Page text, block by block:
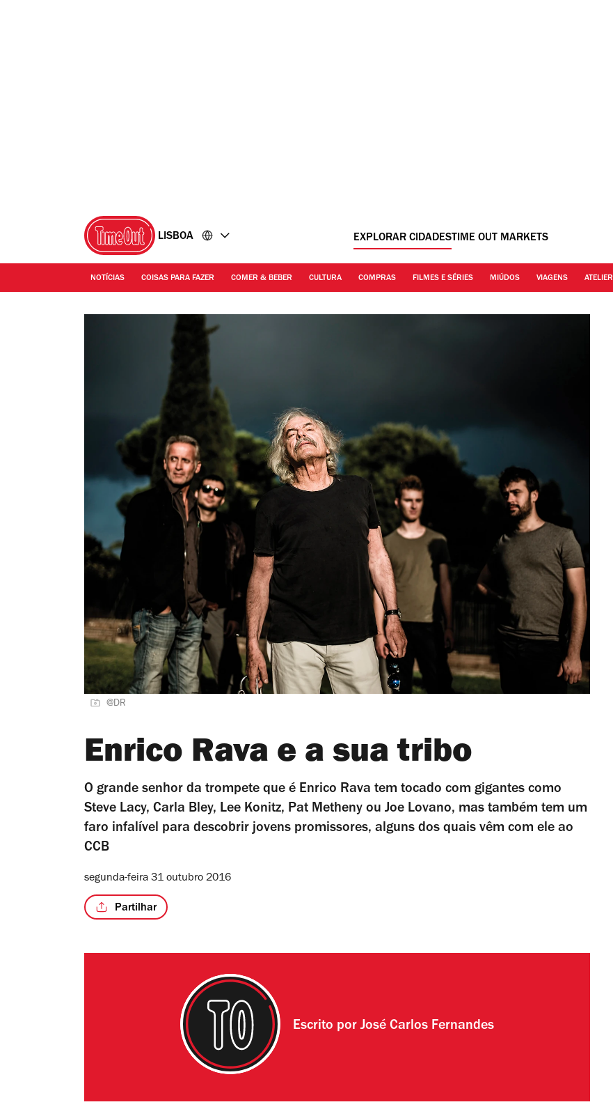
LISBOA EXPLORAR CIDADESTIME OUT MARKETS
NOTÍCIAS COISAS PARA FAZER COMER & BEBER CULTURA COMPRAS FILMES E SÉRIES MIÚDOS VIAGENS ATELIER
@DR
Enrico Rava e a sua tribo
O grande senhor da trompete que é Enrico Rava tem tocado com gigantes como
Steve Lacy, Carla Bley, Lee Konitz, Pat Metheny ou Joe Lovano, mas também tem um
faro infalível para descobrir jovens promissores, alguns dos quais vêm com ele ao
CCB
segunda-feira 31 outubro 2016
Partilhar
Escrito por José Carlos Fernandes